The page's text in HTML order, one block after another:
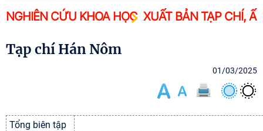
NGHIÊN CỨU KHOA HỌC XUẤT BẢN TẠP CHÍ,
Tạp chí Hán Nôm
01/03/2025
Tổng biên tập